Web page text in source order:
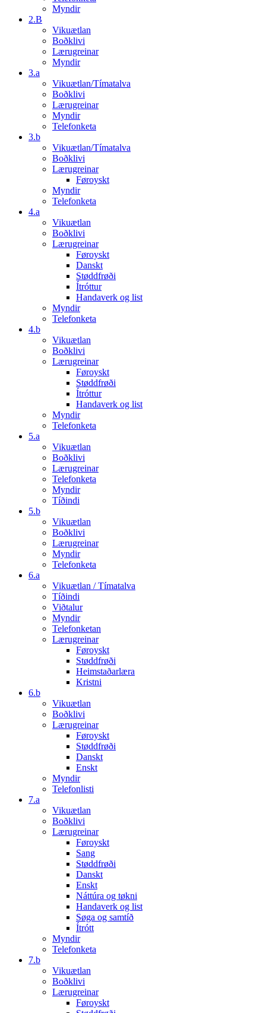
Myndir
2.B
Vikuætlan
Boðklivi
Lærugreinar
Myndir
3.a
Vikuætlan/Tímatalva
Boðklivi
Lærugreinar
Myndir
Telefonketa
3.b
Vikuætlan/Tímatalva
Boðklivi
Lærugreinar
Føroyskt
Myndir
Telefonketa
4.a
Vikuætlan
Boðklivi
Lærugreinar
Føroyskt
Danskt
Støddfrøði
Ítróttur
Handaverk og list
Myndir
Telefonketa
4.b
Vikuætlan
Boðklivi
Lærugreinar
Føroyskt
Støddfrøði
Ítróttur
Handaverk og list
Myndir
Telefonketa
5.a
Vikuætlan
Boðklivi
Lærugreinar
Telefonketa
Myndir
Tíðindi
5.b
Vikuætlan
Boðklivi
Lærugreinar
Myndir
Telefonketa
6.a
Vikuætlan / Tímatalva
Tíðindi
Viðtalur
Myndir
Telefonketan
Lærugreinar
Føroyskt
Støddfrøði
Heimstaðarlæra
Kristni
6.b
Vikuætlan
Boðklivi
Lærugreinar
Føroyskt
Støddfrøði
Danskt
Enskt
Myndir
Telefonlisti
7.a
Vikuætlan
Boðklivi
Lærugreinar
Føroyskt
Sang
Støddfrøði
Danskt
Enskt
Náttúra og tøkni
Handaverk og list
Søga og samtíð
Ítrótt
Myndir
Telefonketa
7.b
Vikuætlan
Boðklivi
Lærugreinar
Føroyskt